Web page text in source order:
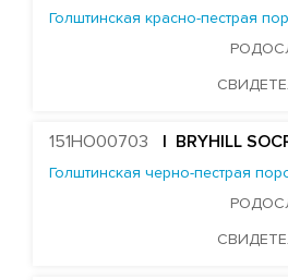
Голштинская красно-пестрая
151HO00703 | BRYHILL
Голштинская черно-пестрая